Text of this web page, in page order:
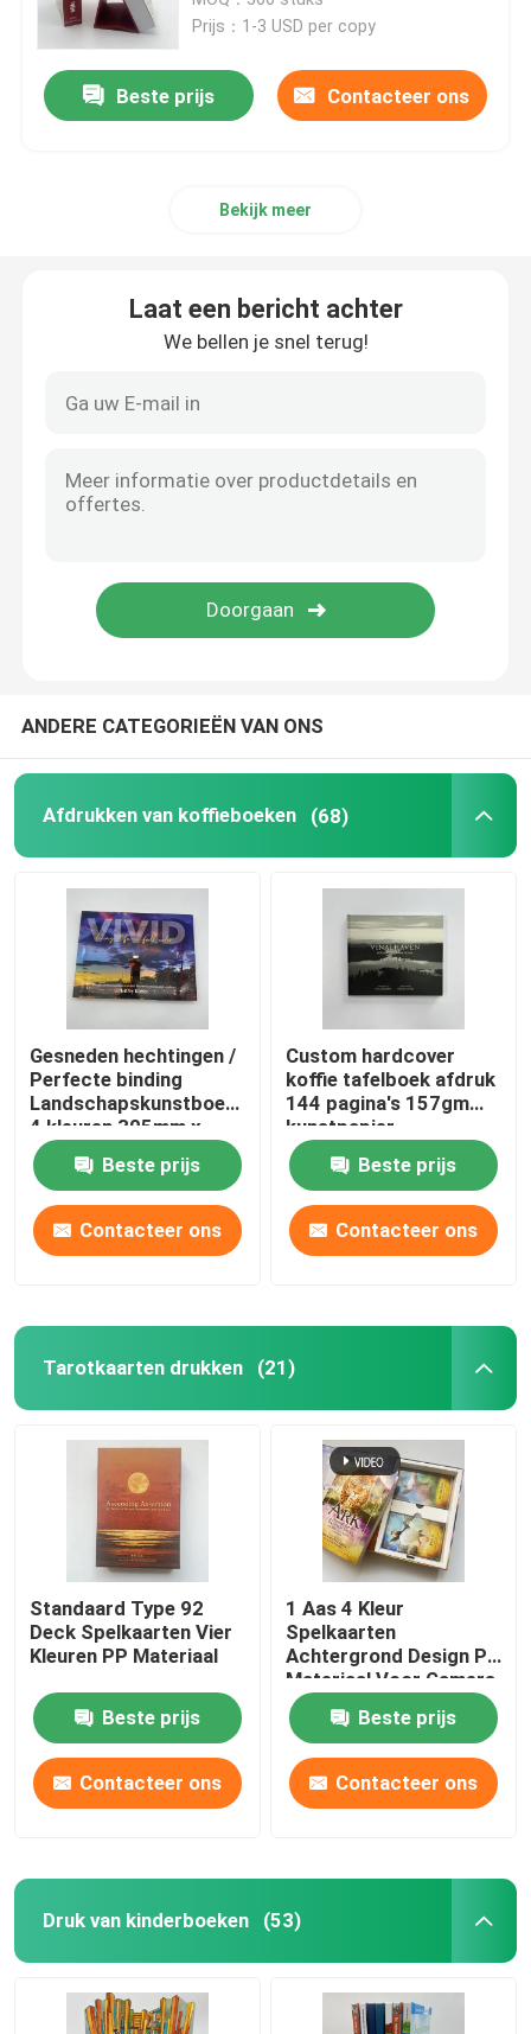
Persoonlijke tijdschriftdrukken
Kleurenboekdrukken
Bijbeldrukken op maat
Geschenkverpakkingsdozen
Prijs：1-3 USD per copy
Beste prijs Contacteer ons
Bekijk meer
Laat een bericht achter
We bellen je snel terug!
ANDERE CATEGORIEËN VAN ONS
Afdrukken van koffieboeken (68)
Gesneden hechtingen /
Perfecte binding
Landschapskunstboeken
4 kleuren 305mm x
229mm
Beste prijs
Contacteer ons
Custom hardcover
koffie tafelboek afdruk
144 pagina's 157gm
kunstpapier
Beste prijs
Contacteer ons
Tarotkaarten drukken (21)
Standaard Type 92
Deck Spelkaarten Vier
Kleuren PP Materiaal
Beste prijs
Contacteer ons
1 Aas 4 Kleur
Spelkaarten
Achtergrond Design PP
Materiaal Voor Gamers
Beste prijs
Contacteer ons
Druk van kinderboeken (53)